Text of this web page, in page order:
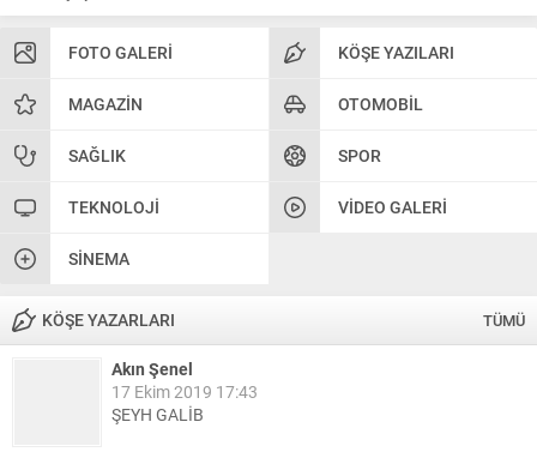
FOTO GALERI KÖŞE YAZILARI
MAGAZIN OTOMOBIL
SAĞLIK SPOR
TEKNOLOJI VIDEO GALERI
SINEMA
KÖŞE YAZARLARI TÜMÜ
Akın Şenel
17 Ekim 2019 17:43
ŞEYH GALİB